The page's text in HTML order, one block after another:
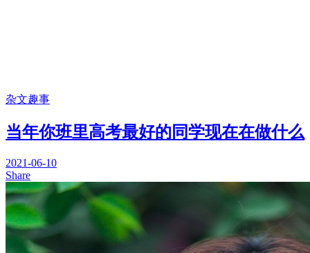
杂文趣事
当年你班里高考最好的同学现在在做什么
2021-06-10
Share